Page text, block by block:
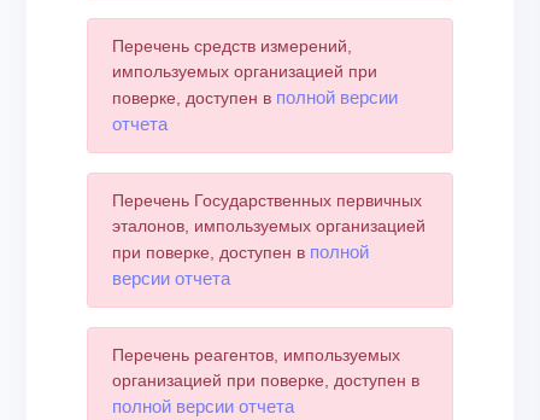
Перечень средств измерений,
импользуемых организацией при
поверке, доступен в полной версии
отчета
Перечень Государственных первичных
эталонов, импользуемых организацией
при поверке, доступен в полной
версии отчета
Перечень реагентов, импользуемых
организацией при поверке, доступен в
полной версии отчета